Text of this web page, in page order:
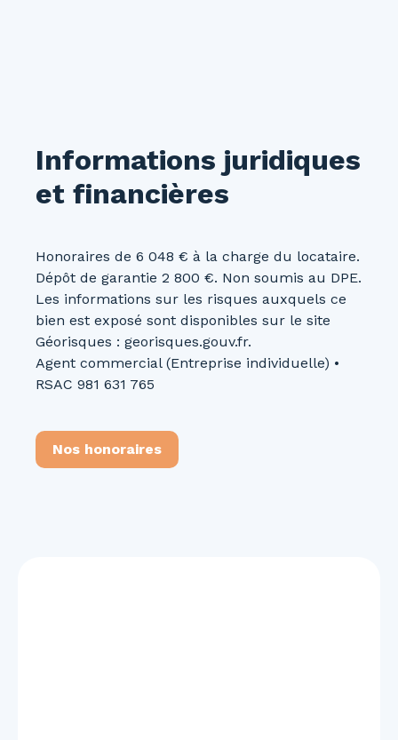
Informations juridiques
et financières
Honoraires de 6 048 € à la charge du locataire.
Dépôt de garantie 2 800 €. Non soumis au DPE.
Les informations sur les risques auxquels ce
bien est exposé sont disponibles sur le site
Géorisques : georisques.gouv.fr.
Agent commercial (Entreprise individuelle) •
RSAC 981 631 765
Nos honoraires